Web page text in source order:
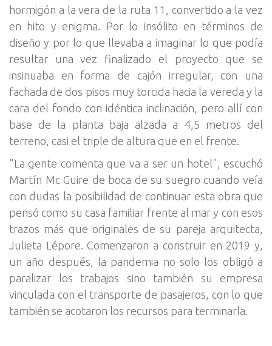
hormigón a la vera de la ruta 11, convertido a la vez
en hito y enigma. Por lo insólito en términos de
diseño y por lo que llevaba a imaginar lo que podía
resultar una vez finalizado el proyecto que se
insinuaba en forma de cajón irregular, con una
fachada de dos pisos muy torcida hacia la vereda y la
cara del fondo con idéntica inclinación, pero allí con
base de la planta baja alzada a 4,5 metros del
terreno, casi el triple de altura que en el frente.
"La gente comenta que va a ser un hotel", escuchó
Martín Mc Guire de boca de su suegro cuando veía
con dudas la posibilidad de continuar esta obra que
pensó como su casa familiar frente al mar y con esos
trazos más que originales de su pareja arquitecta,
Julieta Lépore. Comenzaron a construir en 2019 y,
un año después, la pandemia no solo los obligó a
paralizar los trabajos sino también su empresa
vinculada con el transporte de pasajeros, con lo que
también se acotaron los recursos para terminarla.